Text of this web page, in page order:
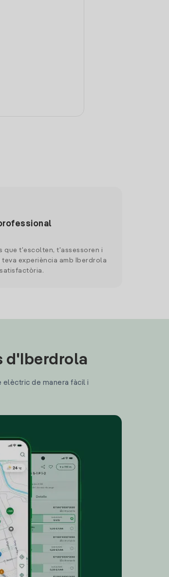
que t'escolten, t'assessoren i
experiència amb Iberdrola
d'Iberdrola
de manera fàcil i